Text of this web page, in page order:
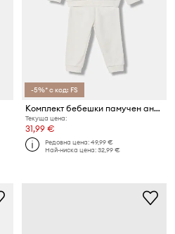
-5%* с код: FS
Комплект бебешки памучен анцуг Guess (2 части)
Текуща цена:
31,99 €
Редовна цена:49,99 €
Най-ниска цена:32,99 €